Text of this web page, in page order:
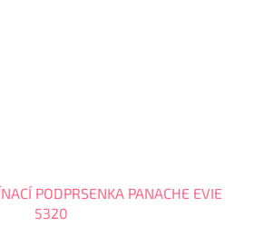
PODPRSENKA PANACHE EVIE
5320